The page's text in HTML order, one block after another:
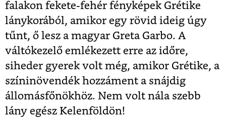
falakon fekete-fehér fényképek Grétike
lánykorából, amikor egy rövid ideig úgy
tűnt, ő lesz a magyar Greta Garbo. A
váltókezelő emlékezett erre az időre,
siheder gyerek volt még, amikor Grétike, a
színinövendék hozzáment a snájdig
állomásfőnökhöz. Nem volt nála szebb
lány egész Kelenföldön!